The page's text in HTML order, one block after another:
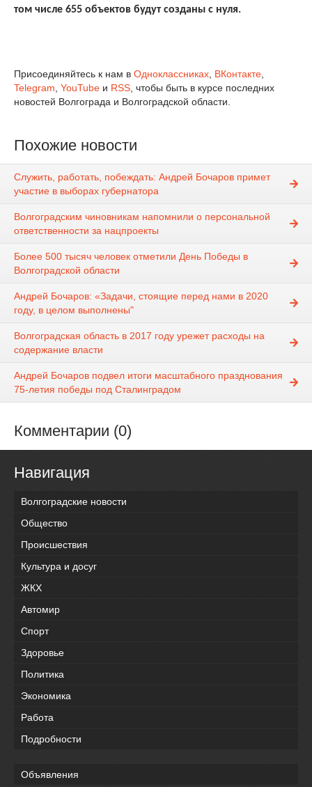
том числе 655 объектов будут созданы с нуля.
Присоединяйтесь к нам в Одноклассниках ВКонтакте
Telegram YouTube и RSS , чтобы быть в курсе последних
новостей Волгограда и Волгоградской области.
Похожие новости
Служить, работать, побеждать: Андрей Бочаров примет
участие в выборах губернатора
Волгоградским чиновникам напомнили о персональной
ответственности за нацпроекты
Более 500 тысяч человек отметили День Победы в
Волгоградской области
Андрей Бочаров: «Задачи, стоящие перед нами в 2020
году, в целом выполнены"
Волгоградская область в 2017 году урежет расходы на
содержание власти
Андрей Бочаров подвел итоги масштабного празднования
75-летия победы под Сталинградом
Комментарии (0)
Навигация
Волгоградские новости
Общество
Происшествия
Культура и досуг
ЖКХ
Автомир
Спорт
Здоровье
Политика
Экономика
Работа
Подробности
Объявления